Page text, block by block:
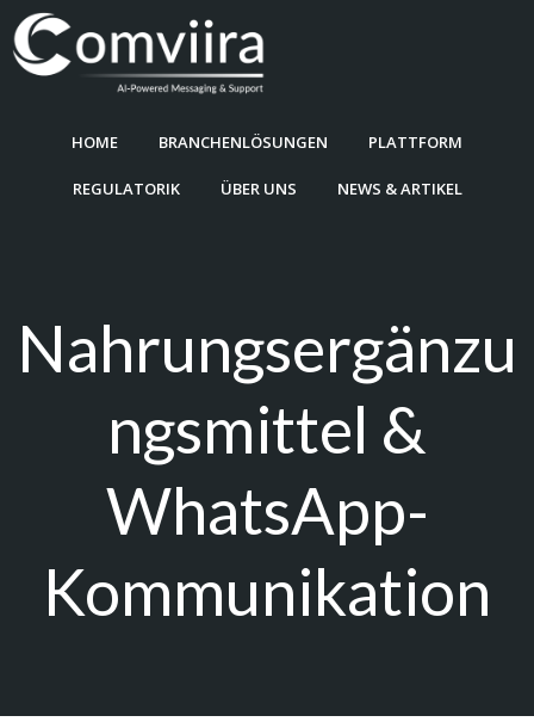
HOME BRANCHENLÖSUNGEN PLATTFORM
REGULATORIK ÜBER UNS NEWS & ARTIKEL
Nahrungsergänzu
ngsmittel &
WhatsApp-
Kommunikation